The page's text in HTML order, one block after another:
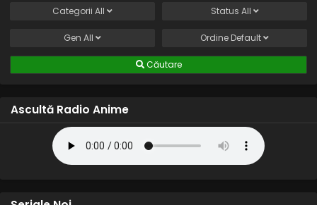
Categorii All Status All
Gen All Ordine Default
Căutare
Ascultă Radio Anime